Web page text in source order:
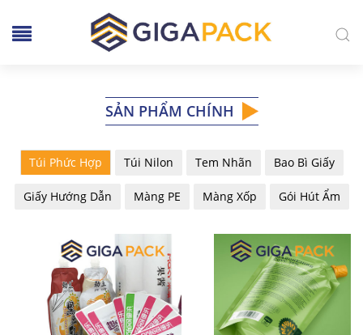
SẢN PHẨM CHÍNH
Túi Phức Hợp Túi Nilon Tem Nhãn Bao Bì Giấy
Giấy Hướng Dẫn Màng PE Màng Xốp Gói Hút Ẩm